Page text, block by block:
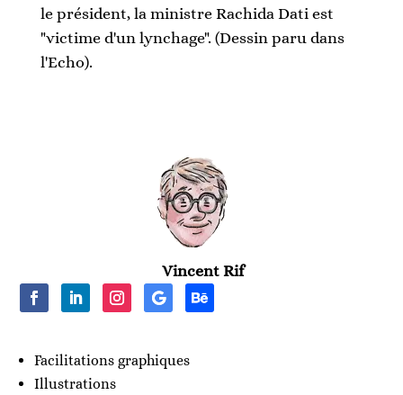
le président, la ministre Rachida Dati est
"victime d'un lynchage". (Dessin paru dans
l'Echo).
Vincent Rif
Facilitations graphiques
Illustrations